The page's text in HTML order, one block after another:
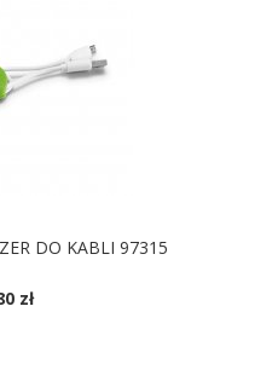
DO KABLI 97315
zł